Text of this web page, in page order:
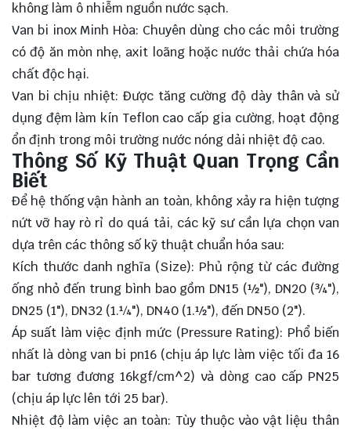
không làm ô nhiễm nguồn nước sạch.
Van bi inox Minh Hòa: Chuyên dùng cho các môi trường
có độ ăn mòn nhẹ, axit loãng hoặc nước thải chứa hóa
chất độc hại.
Van bi chịu nhiệt: Được tăng cường độ dày thân và sử
dụng đệm làm kín Teflon cao cấp gia cường, hoạt động
ổn định trong môi trường nước nóng dải nhiệt độ cao.
Thông Số Kỹ Thuật Quan Trọng Cần
Biết
Để hệ thống vận hành an toàn, không xảy ra hiện tượng
nứt vỡ hay rò rỉ do quá tải, các kỹ sư cần lựa chọn van
dựa trên các thông số kỹ thuật chuẩn hóa sau:
Kích thước danh nghĩa (Size): Phủ rộng từ các đường
ống nhỏ đến trung bình bao gồm DN15 (½"), DN20 (¾"),
DN25 (1"), DN32 (1.¼"), DN40 (1.½"), đến DN50 (2").
Áp suất làm việc định mức (Pressure Rating): Phổ biến
nhất là dòng van bi pn16 (chịu áp lực làm việc tối đa 16
bar tương đương16kgf/cm^2) và dòng cao cấp PN25
(chịu áp lực lên tới 25 bar).
Nhiệt độ làm việc an toàn: Tùy thuộc vào vật liệu thân